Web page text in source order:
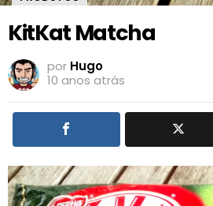
KitKat Matcha
por Hugo
10 anos atrás